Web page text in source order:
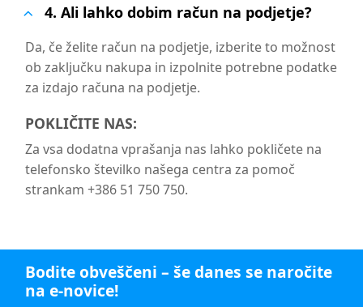
4. Ali lahko dobim račun na podjetje?
Da, če želite račun na podjetje, izberite to možnost
ob zaključku nakupa in izpolnite potrebne podatke
za izdajo računa na podjetje.
POKLIČITE NAS:
Za vsa dodatna vprašanja nas lahko pokličete na
telefonsko številko našega centra za pomoč
strankam +386 51 750 750.
Bodite obveščeni – še danes se naročite
na e-novice!